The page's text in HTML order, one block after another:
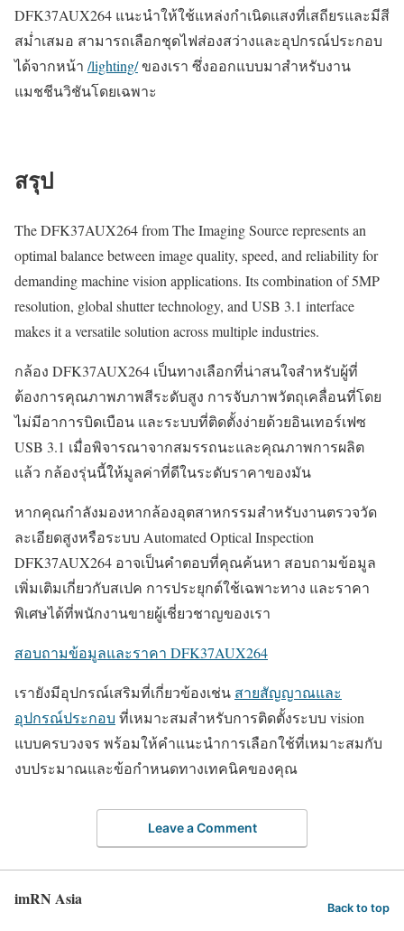
DFK37AUX264 แนะนำให้ใช้แหล่งกำเนิดแสงที่เสถียรและมีสี
สม่ำเสมอ สามารถเลือกชุดไฟส่องสว่างและอุปกรณ์ประกอบ
ได้จากหน้า /lighting/ของเรา ซึ่งออกแบบมาสำหรับงาน
แมชชีนวิชันโดยเฉพาะ
สรุป
The DFK37AUX264 from The Imaging Source represents an
optimal balance between image quality, speed, and reliability for
demanding machine vision applications. Its combination of 5MP
resolution, global shutter technology, and USB 3.1 interface
makes it a versatile solution across multiple industries.
กล้อง DFK37AUX264 เป็นทางเลือกที่น่าสนใจสำหรับผู้ที่
ต้องการคุณภาพภาพสีระดับสูง การจับภาพวัตถุเคลื่อนที่โดย
ไม่มีอาการบิดเบือน และระบบที่ติดตั้งง่ายด้วยอินเทอร์เฟซ
USB 3.1 เมื่อพิจารณาจากสมรรถนะและคุณภาพการผลิต
แล้ว กล้องรุ่นนี้ให้มูลค่าที่ดีในระดับราคาของมัน
หากคุณกำลังมองหากล้องอุตสาหกรรมสำหรับงานตรวจวัด
ละเอียดสูงหรือระบบ Automated Optical Inspection
DFK37AUX264 อาจเป็นคำตอบที่คุณค้นหา สอบถามข้อมูล
เพิ่มเติมเกี่ยวกับสเปค การประยุกต์ใช้เฉพาะทาง และราคา
พิเศษได้ที่พนักงานขายผู้เชี่ยวชาญของเรา
สอบถามข้อมูลและราคา DFK37AUX264
เรายังมีอุปกรณ์เสริมที่เกี่ยวข้องเช่น สายสัญญาณและ
อุปกรณ์ประกอบ ที่เหมาะสมสำหรับการติดตั้งระบบ vision
แบบครบวงจร พร้อมให้คำแนะนำการเลือกใช้ที่เหมาะสมกับ
งบประมาณและข้อกำหนดทางเทคนิคของคุณ
Leave a Comment
imRN Asia Back to top